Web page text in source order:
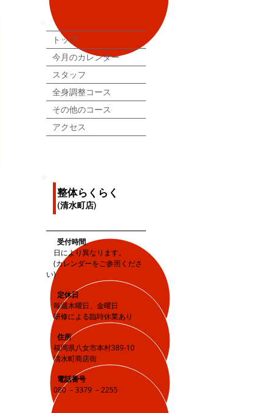
整体らくらく
(清水町店)
受付時間
日により異なります。
(カレンダーをご参照くださ
い)
定休日
毎週木曜日、金曜日
研修による臨時休業あり
住所
福岡県八女市本村389-10
清水町商店街
電話番号
080 －3379 －2255
トップ
今月のカレンダー
スタッフ
全身調整コース
その他のコース
アクセス